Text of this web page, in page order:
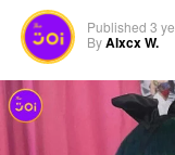
Published 3
ByAlxcx W.